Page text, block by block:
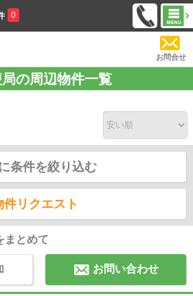
0
お問合せ
の周辺物件一覧
条件を絞り込む
件リクエスト
まとめて
お問い合わせ